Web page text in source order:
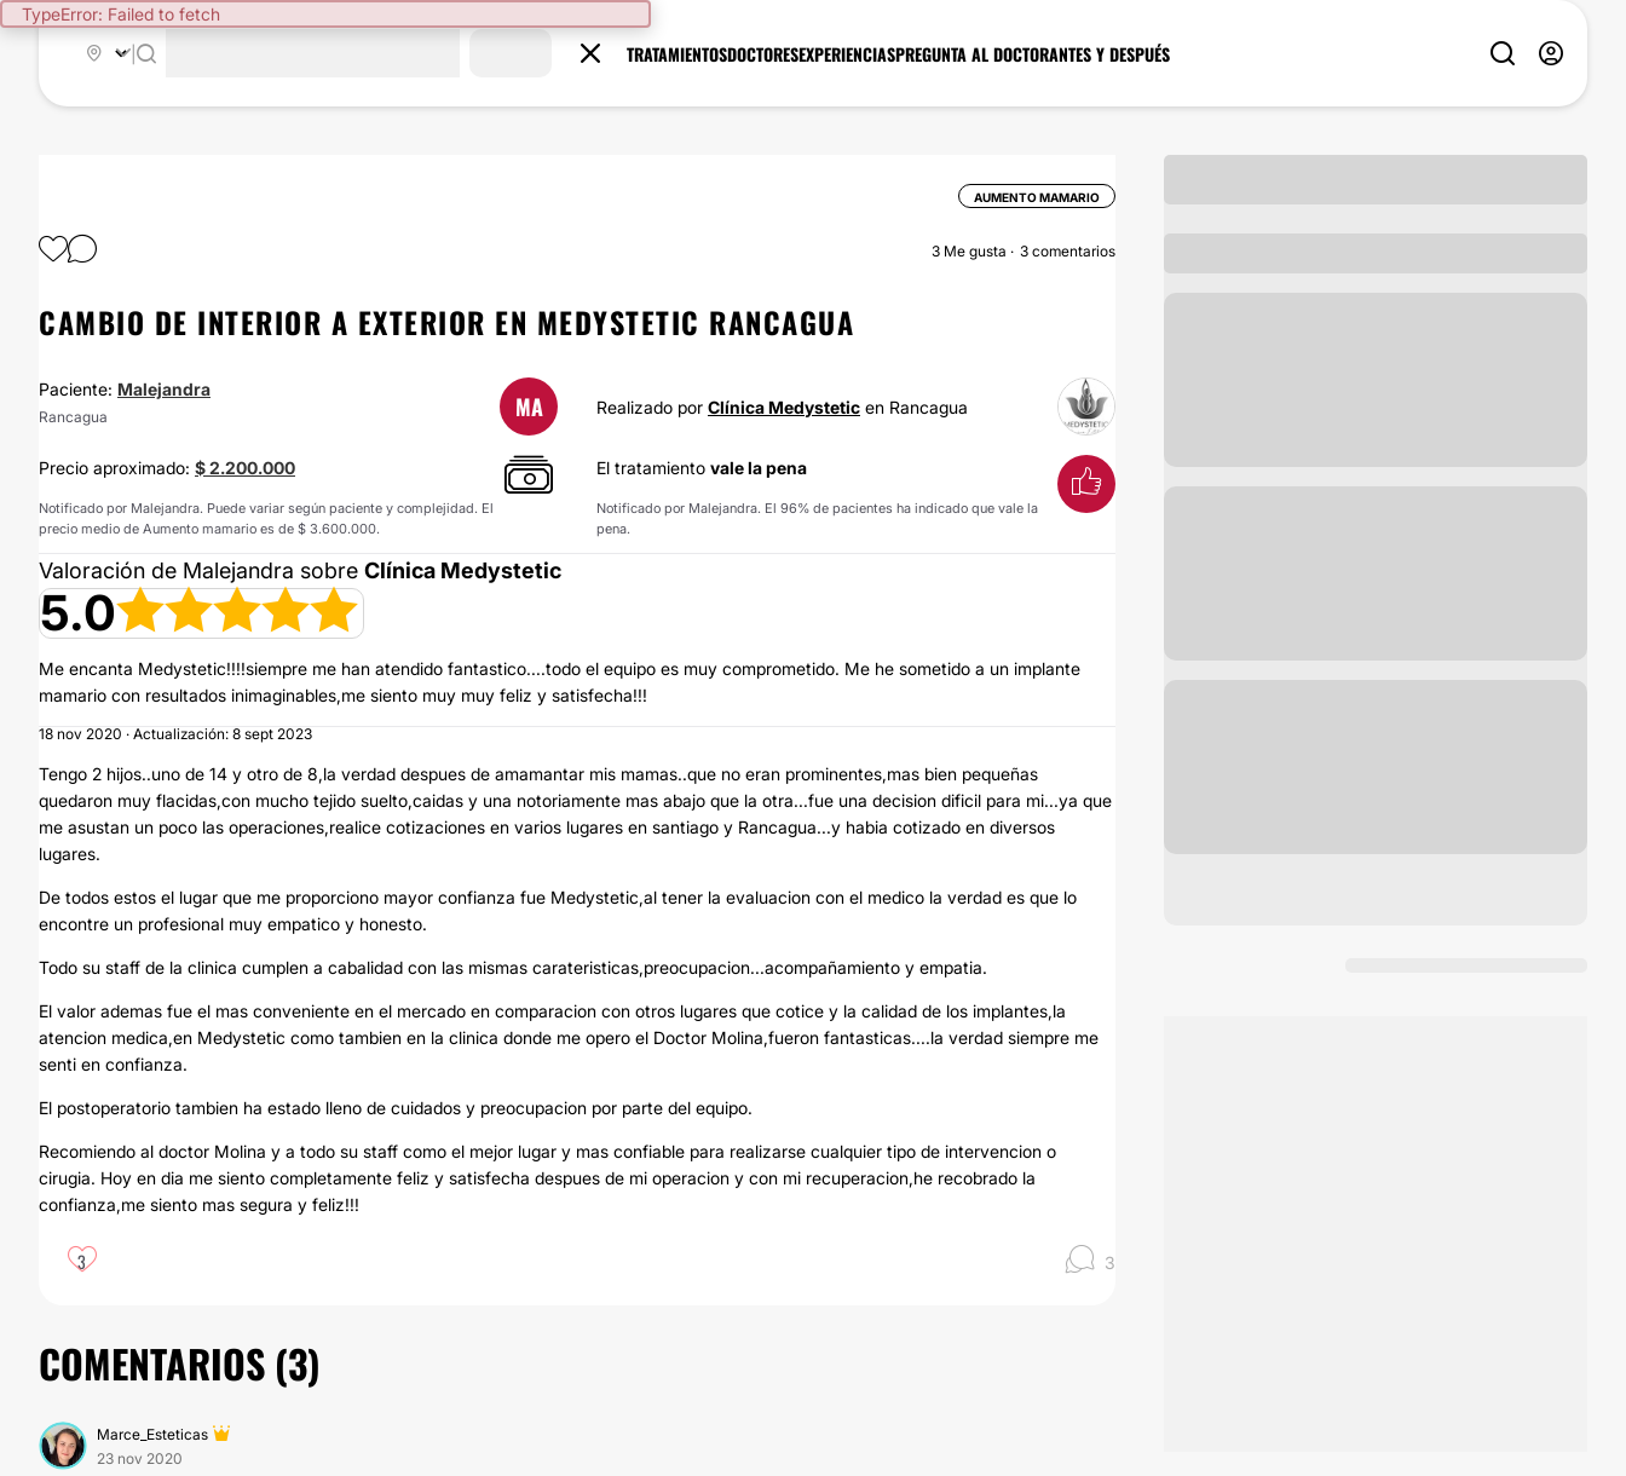
TypeError: Failed to fetch
TRATAMIENTOSDOCTORESEXPERIENCIASPREGUNTA AL DOCTORANTES Y DESPUÉS
AUMENTO MAMARIO
3 Me gusta 3 comentarios
CAMBIO DE INTERIOR A EXTERIOR EN MEDYSTETIC RANCAGUA
Paciente: Malejandra
Rancagua MA Realizado por Clínica Medystetic en Rancagua
Precio aproximado: $ 2.200.000
Notificado por Malejandra. Puede variar según paciente y complejidad. El
precio medio de Aumento mamario es de $ 3.600.000.
El tratamiento vale la pena
Notificado por Malejandra. El 96% de pacientes ha indicado que vale la
pena.
Valoración de Malejandra sobre Clínica Medystetic
5.0
Me encanta Medystetic!!!!siempre me han atendido fantastico....todo el equipo es muy comprometido. Me he sometido a un implante
mamario con resultados inimaginables,me siento muy muy feliz y satisfecha!!!
18 nov 2020 · Actualización: 8 sept 2023
Tengo 2 hijos..uno de 14 y otro de 8,la verdad despues de amamantar mis mamas..que no eran prominentes,mas bien pequeñas
quedaron muy flacidas,con mucho tejido suelto,caidas y una notoriamente mas abajo que la otra...fue una decision dificil para mi...ya que
me asustan un poco las operaciones,realice cotizaciones en varios lugares en santiago y Rancagua...y habia cotizado en diversos
lugares.
De todos estos el lugar que me proporciono mayor confianza fue Medystetic,al tener la evaluacion con el medico la verdad es que lo
encontre un profesional muy empatico y honesto.
Todo su staff de la clinica cumplen a cabalidad con las mismas carateristicas,preocupacion...acompañamiento y empatia.
El valor ademas fue el mas conveniente en el mercado en comparacion con otros lugares que cotice y la calidad de los implantes,la
atencion medica,en Medystetic como tambien en la clinica donde me opero el Doctor Molina,fueron fantasticas....la verdad siempre me
senti en confianza.
El postoperatorio tambien ha estado lleno de cuidados y preocupacion por parte del equipo.
Recomiendo al doctor Molina y a todo su staff como el mejor lugar y mas confiable para realizarse cualquier tipo de intervencion o
cirugia. Hoy en dia me siento completamente feliz y satisfecha despues de mi operacion y con mi recuperacion,he recobrado la
confianza,me siento mas segura y feliz!!!
3 3
COMENTARIOS (3)
Marce_Esteticas
23 nov 2020